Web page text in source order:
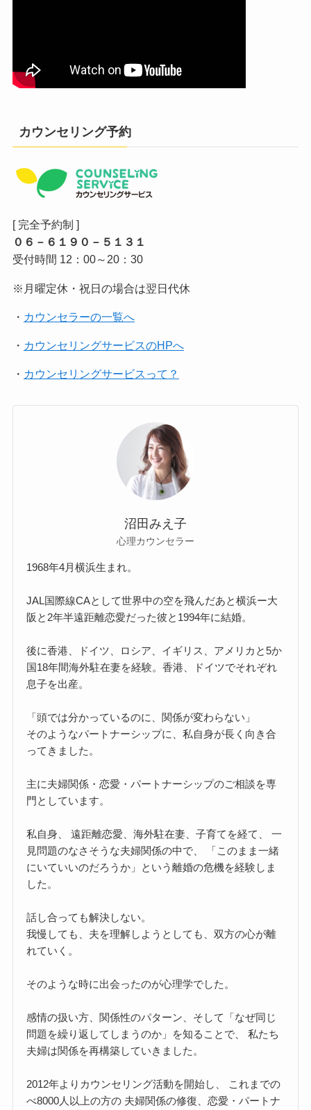
カウンセリング予約
[ 完全予約制 ]
０６－６１９０－５１３１
受付時間 12：00～20：30
※月曜定休・祝日の場合は翌日代休
・ カウンセラーの一覧へ
・ カウンセリングサービスのHPへ
・ カウンセリングサービスって？
沼田みえ子
心理カウンセラー
1968年4月横浜生まれ。
JAL国際線CAとして世界中の空を飛んだあと横浜ー大
阪と2年半遠距離恋愛だった彼と1994年に結婚。
後に香港、ドイツ、ロシア、イギリス、アメリカと5か
国18年間海外駐在妻を経験。香港、ドイツでそれぞれ
息子を出産。
「頭では分かっているのに、関係が変わらない」
そのようなパートナーシップに、私自身が長く向き合
ってきました。
主に夫婦関係・恋愛・パートナーシップのご相談を専
門としています。
私自身、 遠距離恋愛、海外駐在妻、子育てを経て、 一
見問題のなさそうな夫婦関係の中で、 「このまま一緒
にいていいのだろうか」という離婚の危機を経験しま
した。
話し合っても解決しない。
我慢しても、夫を理解しようとしても、双方の心が離
れていく。
そのような時に出会ったのが心理学でした。
感情の扱い方、関係性のパターン、そして「なぜ同じ
問題を繰り返してしまうのか」を知ることで、 私たち
夫婦は関係を再構築していきました。
2012年よりカウンセリング活動を開始し、 これまでの
べ8000人以上の方の 夫婦関係の修復、恋愛・パートナ